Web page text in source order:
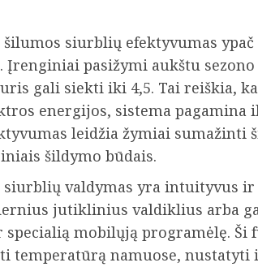
siurblių efektyvumas
Įrenginiai pasižymi aukštu
gali siekti iki 4,5. Tai reiškia,
energijos, sistema pagamina
leidžia žymiai sumažinti
šildymo būdais.
valdymas yra intuityvus ir
jutiklinius valdiklius arba
specialią mobilųją programėlę. Ši
temperatūrą namuose,